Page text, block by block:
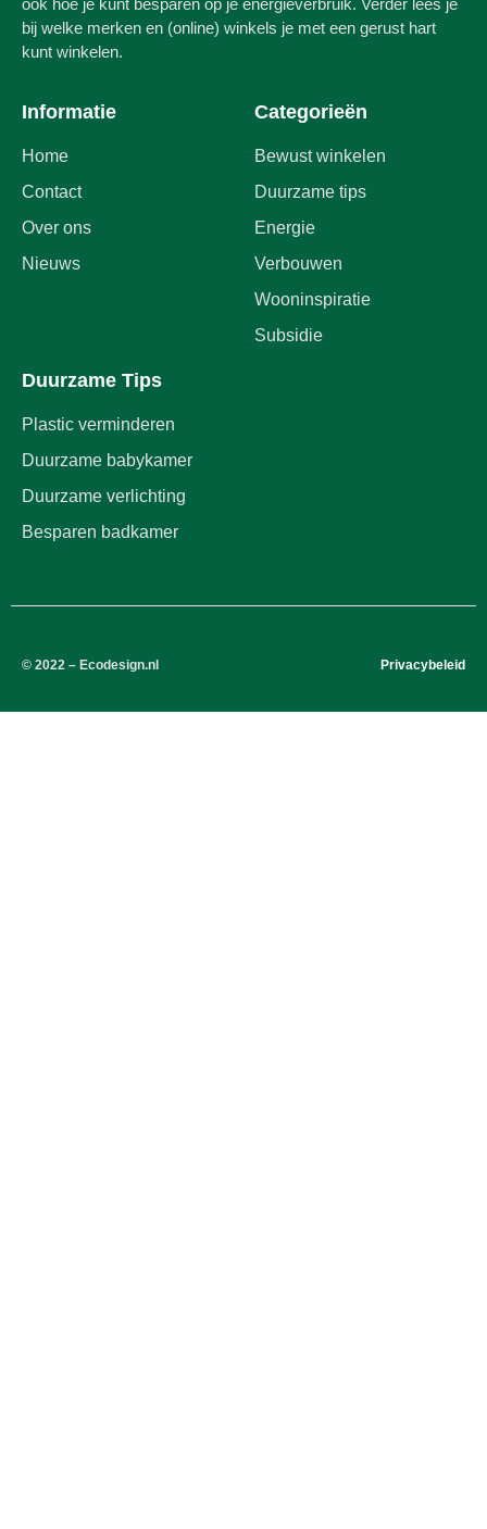
ook hoe je kunt besparen op je energieverbruik. Verder lees je
bij welke merken en (online) winkels je met een gerust hart
kunt winkelen.
Informatie
Home
Contact
Over ons
Nieuws
Categorieën
Bewust winkelen
Duurzame tips
Energie
Verbouwen
Wooninspiratie
Subsidie
Duurzame Tips
Plastic verminderen
Duurzame babykamer
Duurzame verlichting
Besparen badkamer
© 2022 – Ecodesign.nl Privacybeleid